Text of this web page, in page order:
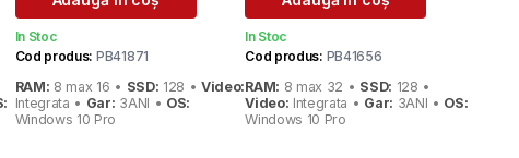
inițial
a
fost:
609 lei.
curent
este:
565 lei.
In Stoc
Cod produs: PB41871
RAM: 8 max 16 • SSD: 128 •Video:
Integrata • Gar: 3ANI • OS:
Windows 10 Pro
inițial
a
fost:
739 lei.
curent
este:
565 lei.
In Stoc
Cod produs: PB41656
RAM: 8 max 32 • SSD: 128 •
Video: Integrata • Gar: 3ANI • OS:
Windows 10 Pro